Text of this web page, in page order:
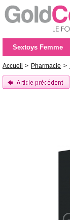
Sextoys Femme
Accueil > Pharmacie >